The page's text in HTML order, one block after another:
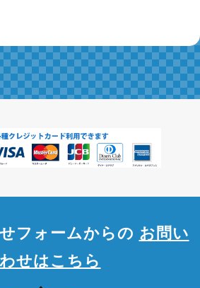
フォームからの お問い
せはこちら